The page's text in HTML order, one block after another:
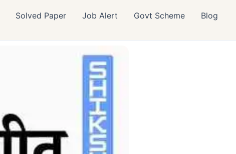
Solved Paper Job Alert Govt Scheme Blog